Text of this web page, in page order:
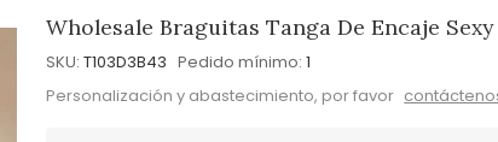
Wholesale Braguitas Tanga De Encaje
SKU: T103D3B43 Pedido mínimo: 1
Personalización y abastecimiento, por favor